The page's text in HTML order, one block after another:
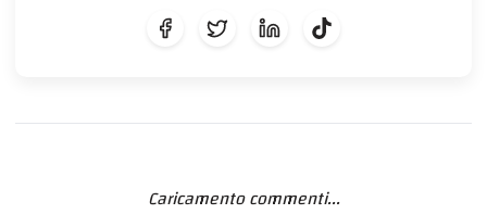
Caricamento commenti...